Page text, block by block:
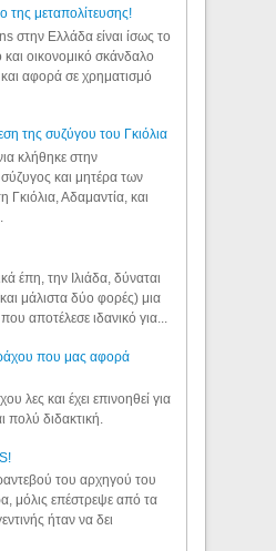
της μεταπολίτευσης!
στην Ελλάδα είναι ίσως το
και οικονομικό σκάνδαλο
αφορά σε χρηματισμό
της συζύγου του Γκιόλια
κλήθηκε στην
και μητέρα των
Γκιόλια, Αδαμαντία, και
έπη, την Ιλιάδα, δύναται
μάλιστα δύο φορές) μια
αποτέλεσε ιδανικό για...
που μας αφορά
λες και έχει επινοηθεί για
πολύ διδακτική.
του αρχηγού του
μόλις επέστρεψε από τα
ήταν να δει